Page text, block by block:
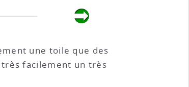
une toile que des
facilement un très